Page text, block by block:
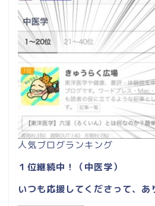
人気ブログランキング
１位継続中！（中医学）
いつも応援してくださって、あ